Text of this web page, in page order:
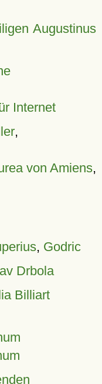
Augustinus
Internet
,
von Amiens,
, Godric
Drbola
Billiart